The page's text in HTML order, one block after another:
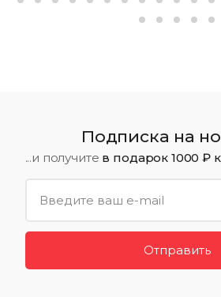
Подписка на
...и получите в подарок 1000 ₽
Отправить